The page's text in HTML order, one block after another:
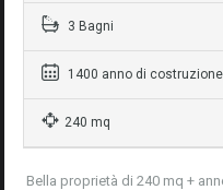
3 Bagni
1400 anno di costruzione
240 mq
Bella proprietà di 240 mq +